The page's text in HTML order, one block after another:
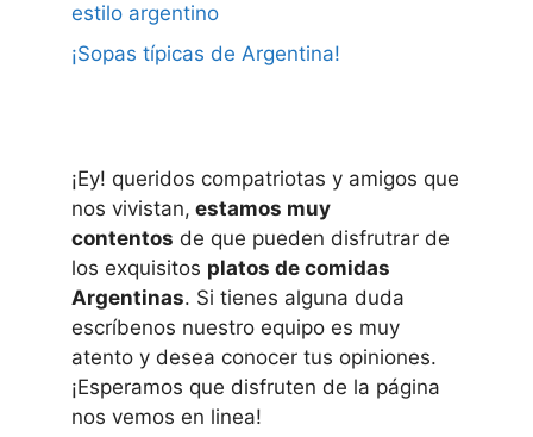
estilo argentino
¡Sopas típicas de Argentina!
¡Ey! queridos compatriotas y amigos que
nos vivistan, estamos muy
contentos de que pueden disfrutrar de
los exquisitos platos de comidas
Argentinas. Si tienes alguna duda
escríbenos nuestro equipo es muy
atento y desea conocer tus opiniones.
¡Esperamos que disfruten de la página
nos vemos en linea!